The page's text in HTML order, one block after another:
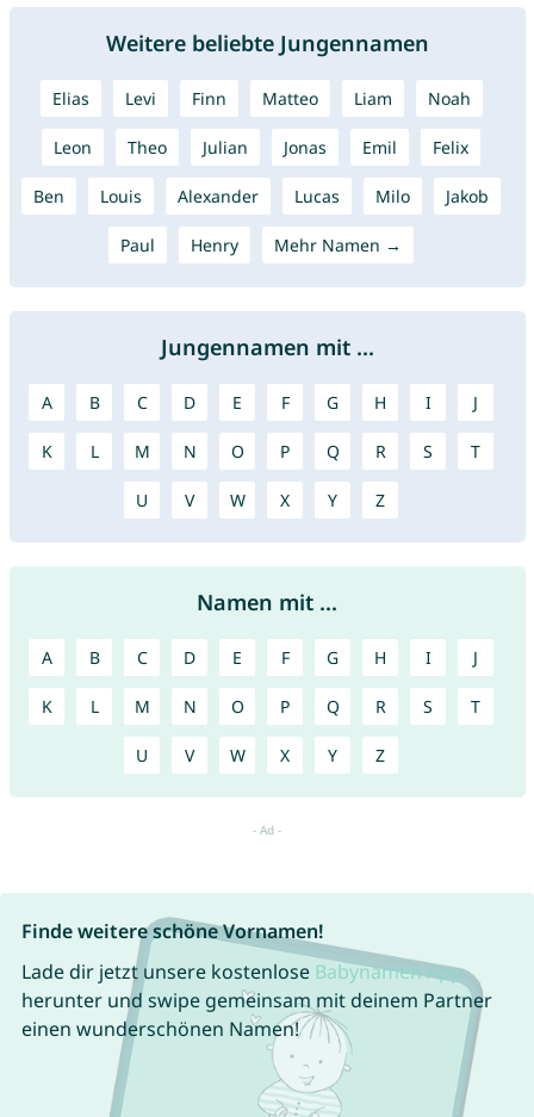
Weitere beliebte Jungennamen
Elias Levi Finn Matteo Liam Noah
Leon Theo Julian Jonas Emil Felix
Ben Louis Alexander Lucas Milo Jakob
Paul Henry Mehr Namen →
Jungennamen mit ...
A B C D E F G H I J
K L M N O P Q R S T
U V W X Y Z
Namen mit ...
A B C D E F G H I J
K L M N O P Q R S T
U V W X Y Z
Finde weitere schöne Vornamen!
Lade dir jetzt unsere kostenlose Babynamen App
herunter und swipe gemeinsam mit deinem Partner
einen wunderschönen Namen!